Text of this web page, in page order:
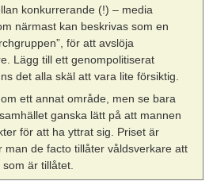
konkurrerande (!) – media
närmast kan beskrivas som en
för att avslöja
Lägg till ett genompolitiserat
det alla skäl att vara lite försiktig.
ett annat område, men se bara
ganska lätt på att mannen
för att ha yttrat sig. Priset är
man de facto tillåter våldsverkare att
är tillåtet.